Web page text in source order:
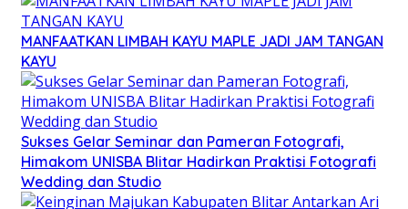
MANFAATKAN LIMBAH KAYU MAPLE JADI JAM TANGAN
KAYU
Sukses Gelar Seminar dan Pameran Fotografi,
Himakom UNISBA Blitar Hadirkan Praktisi Fotografi
Wedding dan Studio